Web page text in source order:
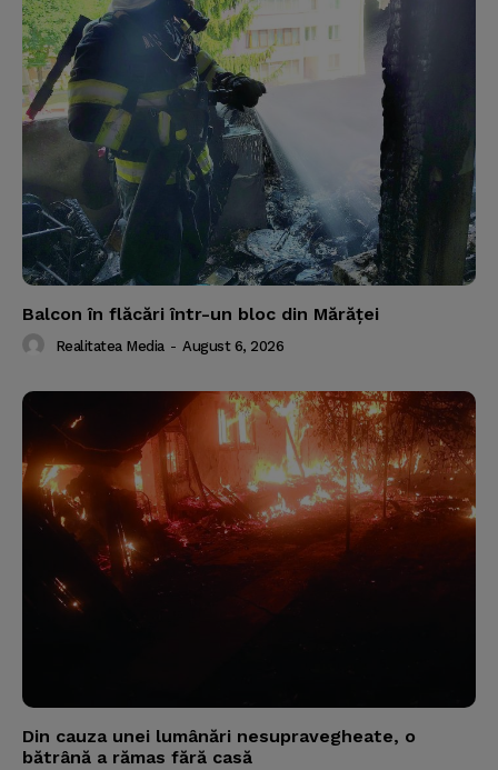
Balcon în flăcări într-un bloc din Mărăţei
Realitatea Media - August 6, 2026
Din cauza unei lumânări nesupravegheate, o
bătrână a rămas fără casă